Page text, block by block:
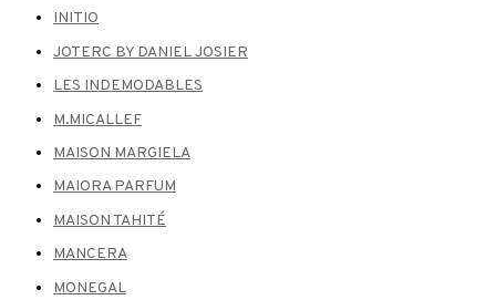
INITIO
JOTERC BY DANIEL JOSIER
LES INDEMODABLES
M.MICALLEF
MAISON MARGIELA
MAIORA PARFUM
MAISON TAHITÉ
MANCERA
MONEGAL